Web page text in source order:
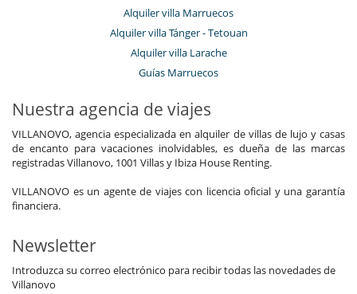
Alquiler villa Marruecos
Alquiler villa Tánger - Tetouan
Alquiler villa Larache
Guías Marruecos
Nuestra agencia de viajes
VILLANOVO, agencia especializada en alquiler de villas de lujo y casas
de encanto para vacaciones inolvidables, es dueña de las marcas
registradas Villanovo, 1001 Villas y Ibiza House Renting.
VILLANOVO es un agente de viajes con licencia oficial y una garantía
financiera.
Newsletter
Introduzca su correo electrónico para recibir todas las novedades de
Villanovo